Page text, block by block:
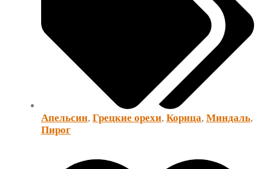
Апельсин, Грецкие орехи, Корица, Миндаль,
Пирог